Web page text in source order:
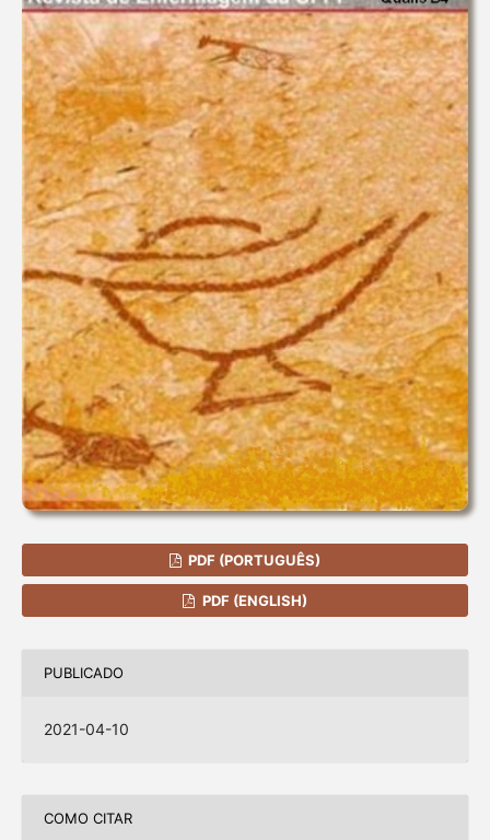
PDF (PORTUGUÊS)
PDF (ENGLISH)
PUBLICADO
2021-04-10
COMO CITAR